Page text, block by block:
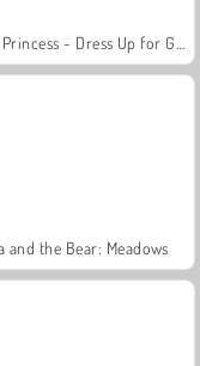
and the Bear: Meadows